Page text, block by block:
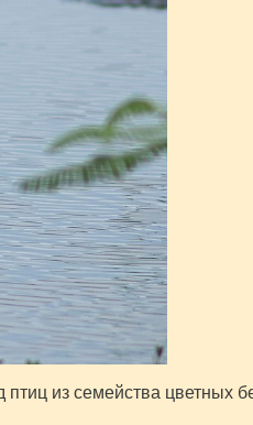
из семейства цветных